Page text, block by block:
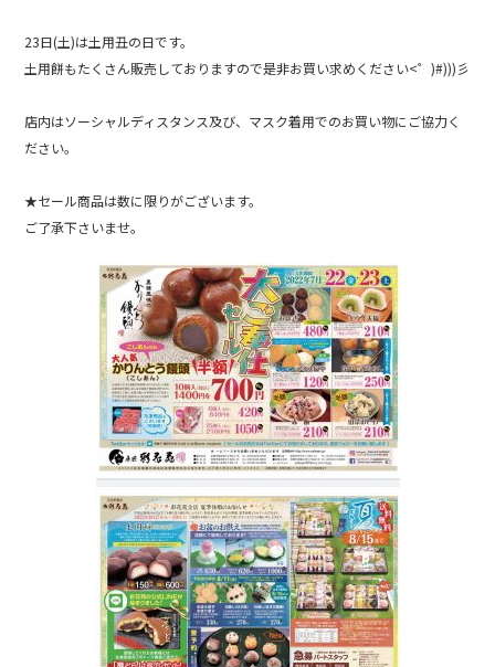
23日(土)は土用丑の日です。
土用餅もたくさん販売しておりますので是非お買い求めください<゜)#)))彡
店内はソーシャルディスタンス及び、マスク着用でのお買い物にご協力く
ださい。
★セール商品は数に限りがございます。
ご了承下さいませ。